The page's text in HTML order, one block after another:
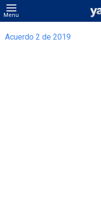
Menu
Acuerdo 2 de 2019